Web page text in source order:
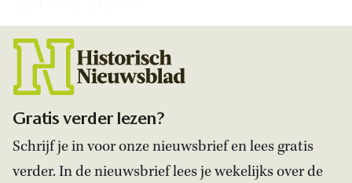
Gratis verder lezen?
Schrijf je in voor onze nieuwsbrief en lees gratis
verder. In de nieuwsbrief lees je wekelijks over de